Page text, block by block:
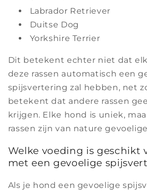
Labrador Retriever
Duitse Dog
Yorkshire Terrier
Dit betekent echter niet dat
deze rassen automatisch een
spijsvertering zal hebben, net
betekent dat andere rassen
krijgen. Elke hond is uniek,
rassen zijn van nature
Welke voeding is geschikt
met een gevoelige
Als je hond een gevoelige